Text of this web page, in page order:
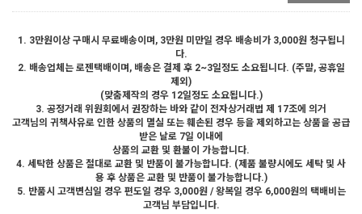
1. 3만원이상 구매시 무료배송이며, 3만원 미만일 경우 배송비가 3,000원 청구됩니
다.
2. 배송업체는 로젠택배이며, 배송은 결제 후 2~3일정도 소요됩니다. (주말, 공휴일
제외)
(맞춤제작의 경우 12일정도 소요됩니다.)
3. 공정거래 위원회에서 권장하는 바와 같이 전자상거래법 제 17조에 의거
고객님의 귀책사유로 인한 상품의 멸실 또는 훼손된 경우 등을 제외하고는 상품을 공급
받은 날로 7일 이내에
상품의 교환 및 환불이 가능합니다.
4. 세탁한 상품은 절대로 교환 및 반품이 불가능합니다. (제품 불량시에도 세탁 및 사
용 후 상품은 교환 및 반품이 불가능합니다.)
5. 반품시 고객변심일 경우 편도일 경우 3,000원 / 왕복일 경우 6,000원의 택배비는
고객님 부담입니다.